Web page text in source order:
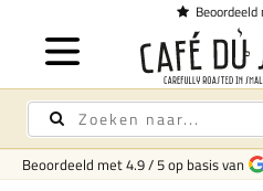
Beoordeeld met4,9/5
Beoordeeld met4.9/5op basis van